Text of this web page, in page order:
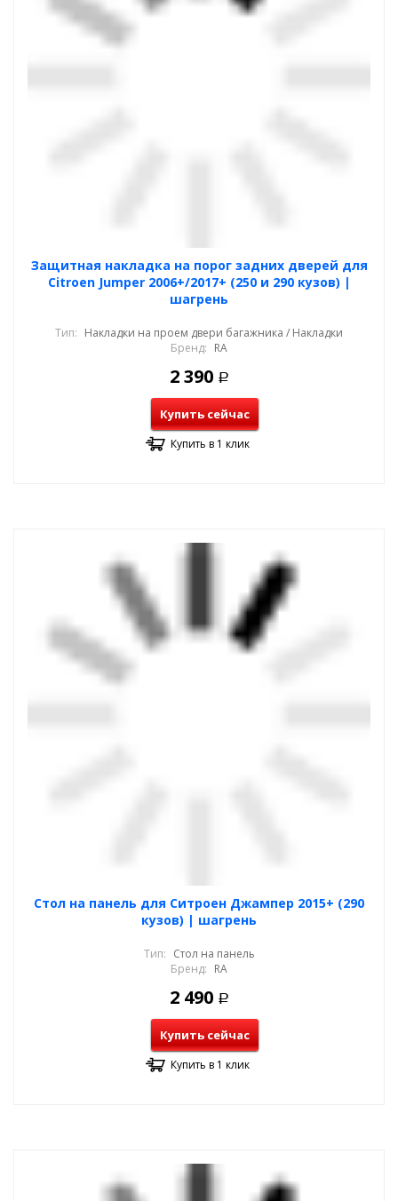
Защитная накладка на порог задних дверей для
Citroen Jumper 2006+/2017+ (250 и 290 кузов) |
шагрень
Тип: Накладки на проем двери багажника / Накладки
Бренд: RA
2 390 Р
Купить сейчас
Купить в 1 клик
Стол на панель для Ситроен Джампер 2015+ (290
кузов) | шагрень
Тип: Стол на панель
Бренд: RA
2 490 Р
Купить сейчас
Купить в 1 клик